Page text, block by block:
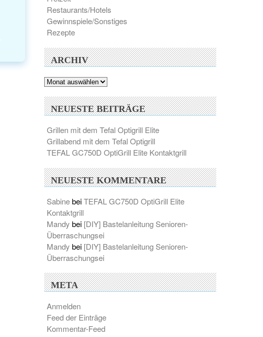
Restaurants/Hotels
Gewinnspiele/Sonstiges
Rezepte
ARCHIV
Archiv
NEUESTE BEITRÄGE
Grillen mit dem Tefal Optigrill Elite
Grillabend mit dem Tefal Optigrill
TEFAL GC750D OptiGrill Elite Kontaktgrill
NEUESTE KOMMENTARE
SabinebeiTEFAL GC750D OptiGrill Elite
Kontaktgrill
Mandy bei [DIY] Bastelanleitung Senioren-
Überraschungsei
Mandy bei [DIY] Bastelanleitung Senioren-
Überraschungsei
META
Anmelden
Feed der Einträge
Kommentar-Feed